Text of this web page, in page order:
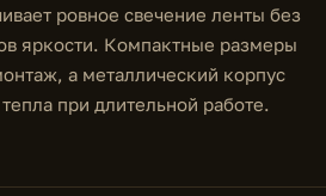
ровное свечение ленты без
яркости. Компактные размеры
а металлический корпус
при длительной работе.